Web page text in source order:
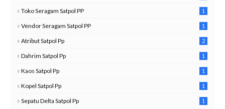
Toko Seragam Satpol PP 1
Vendor Seragam Satpol PP 1
Atribut Satpol Pp 2
Dahrim Satpol Pp 1
Kaos Satpol Pp 1
Kopel Satpol Pp 1
Sepatu Delta Satpol Pp 1